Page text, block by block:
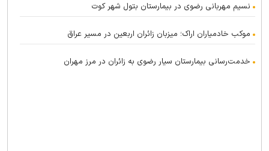
نسیم مهربانی رضوی در بیمارستان بتول شهر کوت
موکب خادمیاران اراک؛ میزبان زائران اربعین در مسیر عراق
خدمت‌رسانی بیمارستان سیار رضوی به زائران در مرز مهران